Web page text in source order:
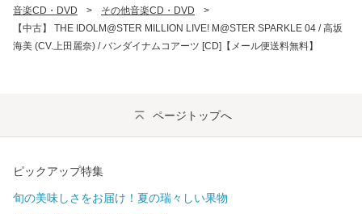
音楽CD・DVD
> その他音楽CD・DVD
>
【中古】 THE IDOLM@STER MILLION LIVE! M@STER SPARKLE 04 / 高坂
海美 (CV.上田麗奈) / バンダイナムコアーツ [CD]【メール便送料無料】
ページトップへ
ピックアップ特集
旬の美味しさをお届け！夏の瑞々しい果物